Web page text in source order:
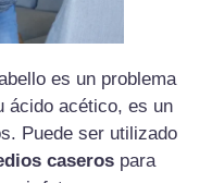
es un problema
ácido acético, es un
Puede ser utilizado
caseros para